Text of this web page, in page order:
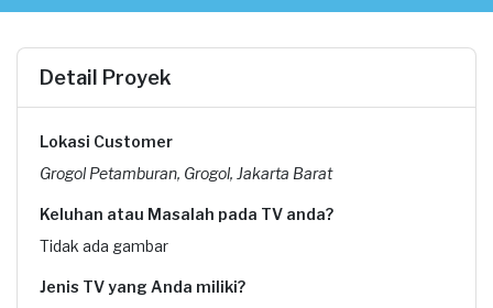
Detail Proyek
Lokasi Customer
Grogol Petamburan, Grogol, Jakarta Barat
Keluhan atau Masalah pada TV anda?
Tidak ada gambar
Jenis TV yang Anda miliki?